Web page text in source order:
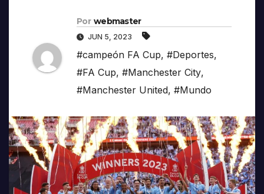
Por webmaster
JUN 5, 2023
#campeón FA Cup, #Deportes,
#FA Cup, #Manchester City,
#Manchester United, #Mundo